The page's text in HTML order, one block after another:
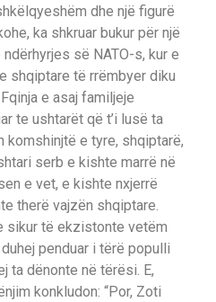
dhe një figurë
ka shkruar bukur për një
së NATO-s, kur e
shqiptare të rrëmbyer diku
e asaj familjeje
te ushtarët që t’i lusë ta
komshinjtë e tyre, shqiptarë,
serb e kishte marrë në
e vet, e kishte nxjerrë
therë vajzën shqiptare.
sikur të ekzistonte vetëm
penduar i tërë populli
ta dënonte në tërësi. E,
konkludon: “Por, Zoti